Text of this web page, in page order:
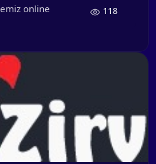
online 118